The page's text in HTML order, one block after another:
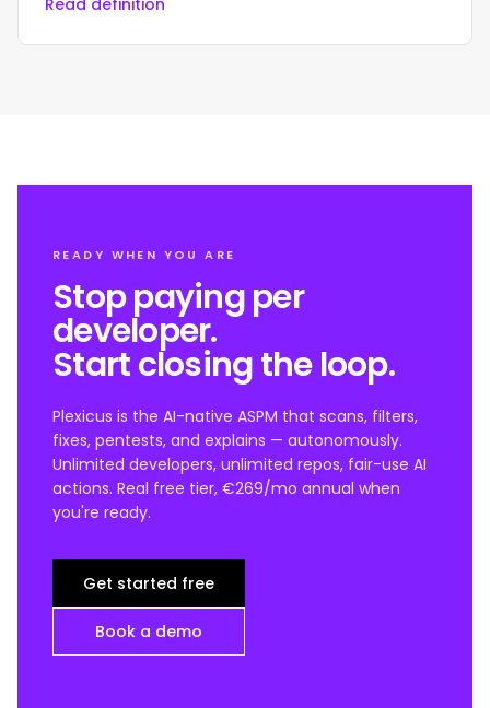
Read definition
READY WHEN YOU ARE
Stop paying per
developer.
Start closing the loop.
Plexicus is the AI-native ASPM that scans, filters,
fixes, pentests, and explains — autonomously.
Unlimited developers, unlimited repos, fair-use AI
actions. Real free tier, €269/mo annual when
you're ready.
Get started free
Book a demo